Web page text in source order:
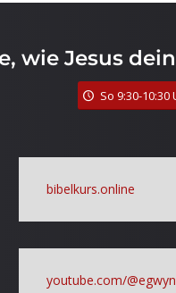
wie Jesus
So 9:30-
bibelkurs.online
youtube.com/